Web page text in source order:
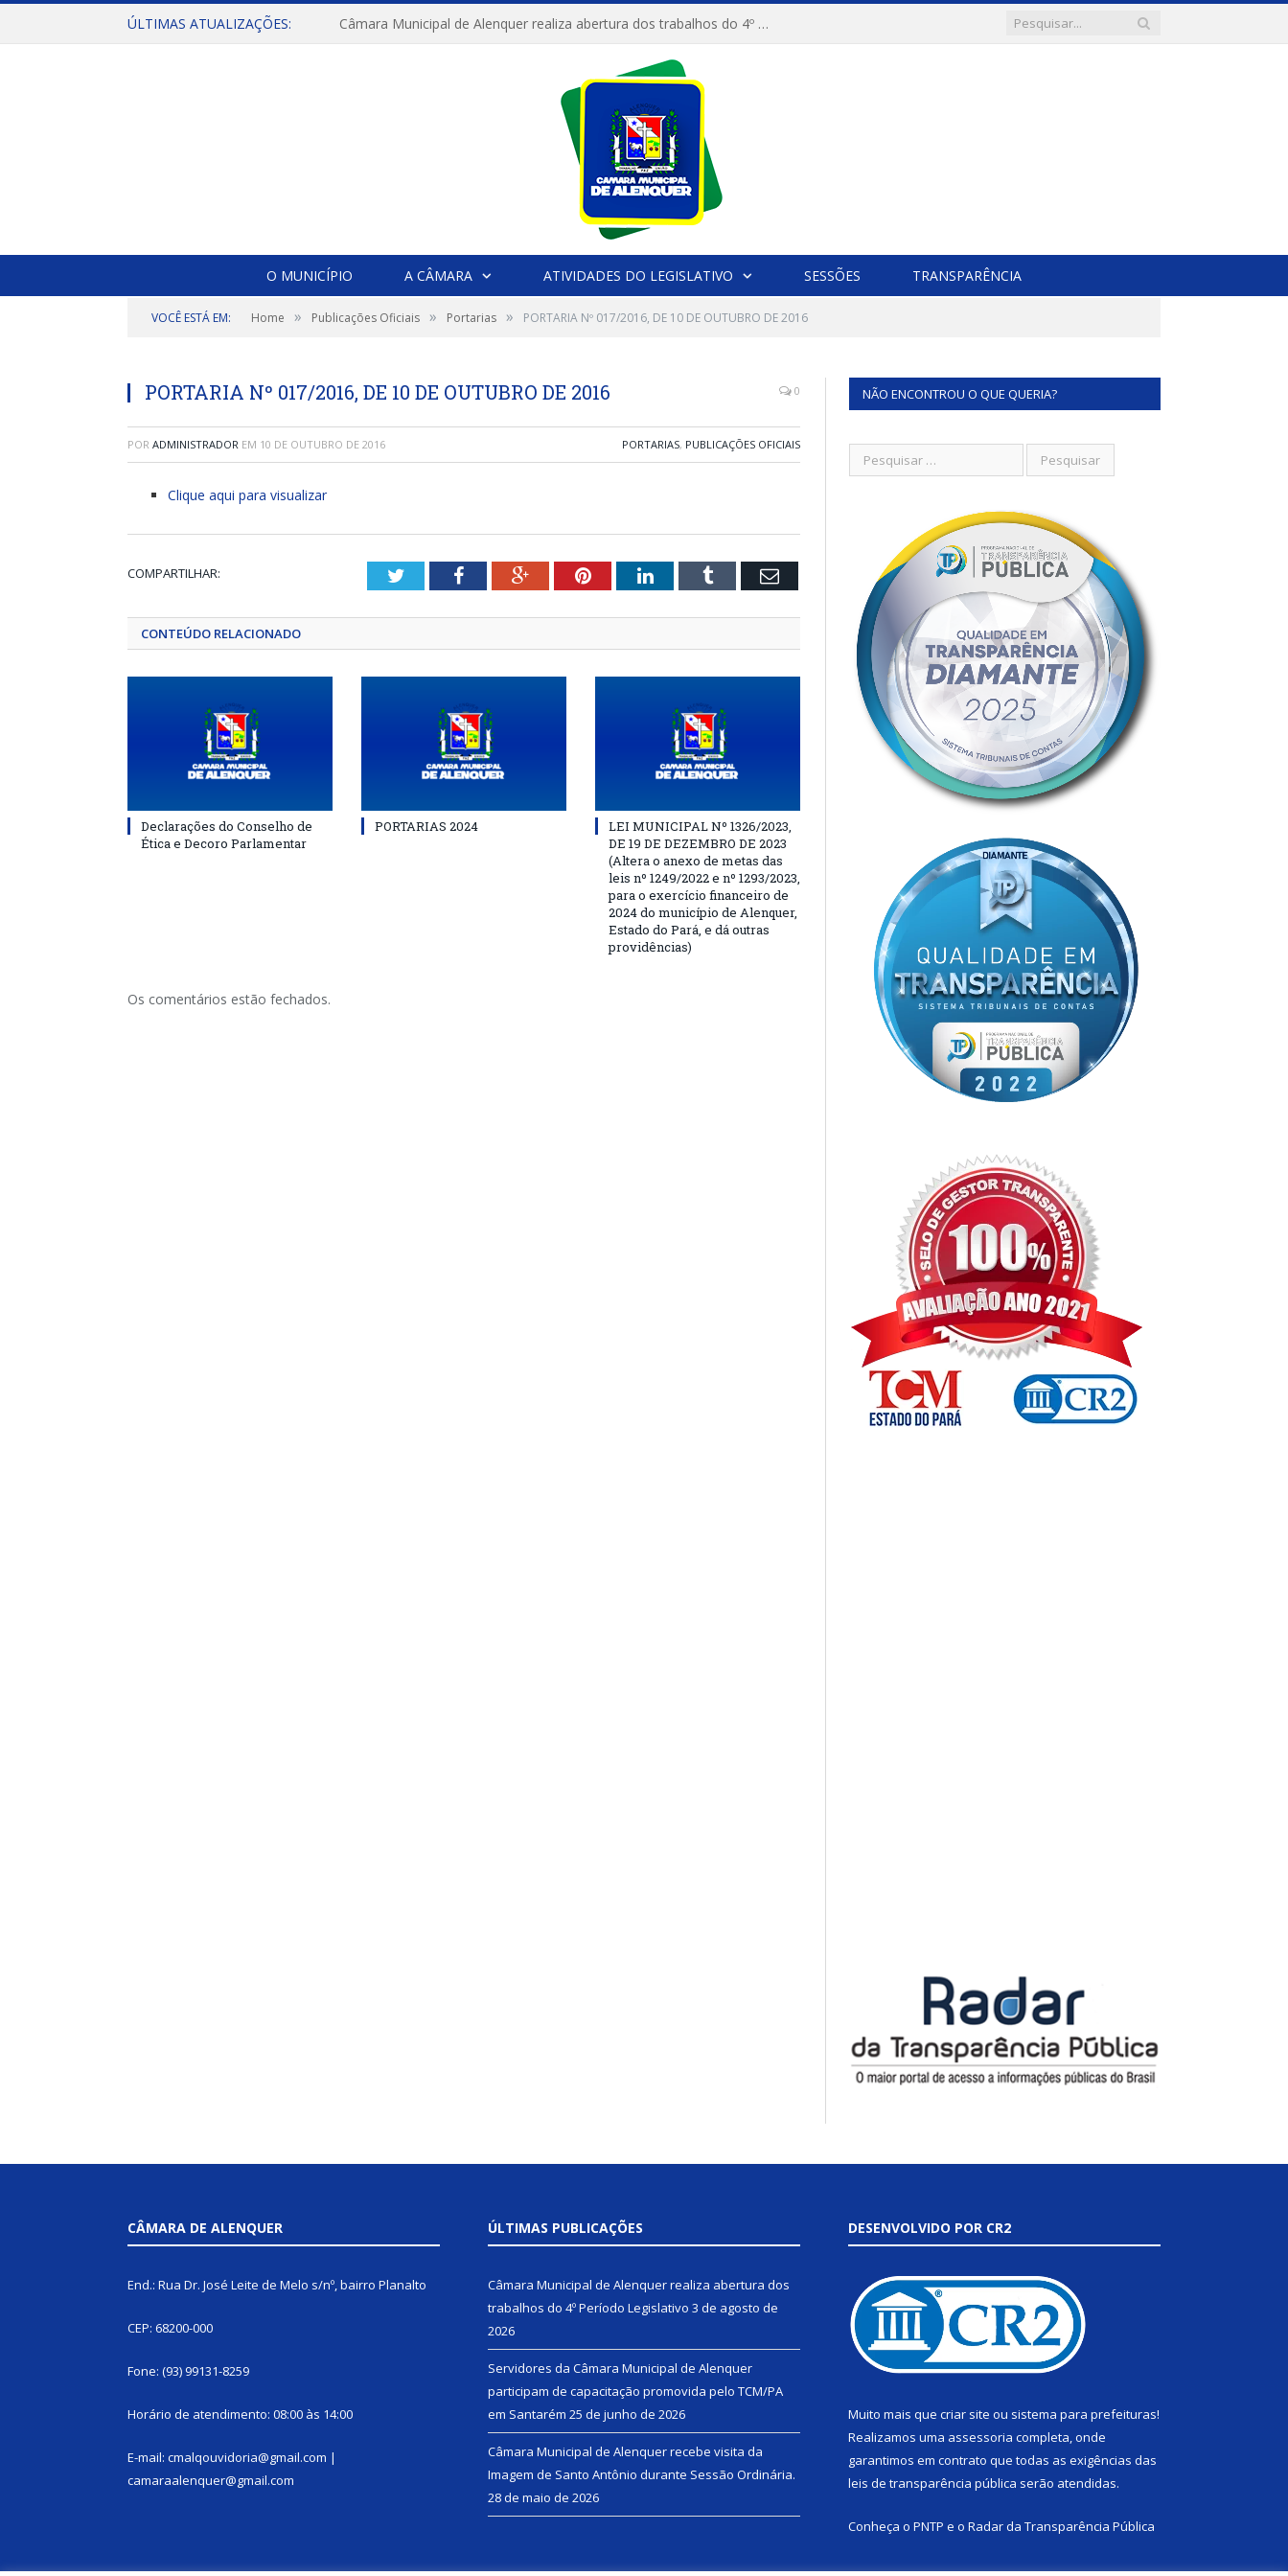
ÚLTIMAS ATUALIZAÇÕES: Câmara Municipal de Alenquer realiza abertura dos trabalhos do 4º Período Legislativo
O MUNICÍPIO A CÂMARA ATIVIDADES DO LEGISLATIVO SESSÕES TRANSPARÊNCIA
VOCÊ ESTÁ EM: Home » Publicações Oficiais » Portarias » PORTARIA Nº 017/2016, DE 10 DE OUTUBRO DE 2016
PORTARIA Nº 017/2016, DE 10 DE OUTUBRO DE 2016 0
POR ADMINISTRADOR EM 10 DE OUTUBRO DE 2016 PORTARIAS, PUBLICAÇÕES OFICIAIS
Clique aqui para visualizar
COMPARTILHAR: TwitterFacebookGoogle+PinterestLinkedInTumblr Email
CONTEÚDO RELACIONADO
Declarações do Conselho de
Ética e Decoro Parlamentar
PORTARIAS 2024
LEI MUNICIPAL Nº 1326/2023,
DE 19 DE DEZEMBRO DE 2023
(Altera o anexo de metas das
leis nº 1249/2022 e nº 1293/2023,
para o exercício financeiro de
2024 do município de Alenquer,
Estado do Pará, e dá outras
providências)
Os comentários estão fechados.
NÃO ENCONTROU O QUE QUERIA?
CÂMARA DE ALENQUER
End.: Rua Dr. José Leite de Melo s/nº, bairro Planalto
CEP: 68200-000
Fone: (93) 99131-8259
Horário de atendimento: 08:00 às 14:00
E-mail: cmalqouvidoria@gmail.com |
camaraalenquer@gmail.com
ÚLTIMAS PUBLICAÇÕES
Câmara Municipal de Alenquer realiza abertura dos
trabalhos do 4º Período Legislativo 3 de agosto de
2026
Servidores da Câmara Municipal de Alenquer
participam de capacitação promovida pelo TCM/PA
em Santarém 25 de junho de 2026
Câmara Municipal de Alenquer recebe visita da
Imagem de Santo Antônio durante Sessão Ordinária.
28 de maio de 2026
DESENVOLVIDO POR CR2
Muito mais que criar site ou sistema para prefeituras!
Realizamos uma assessoria completa, onde
garantimos em contrato que todas as exigências das
leis de transparência pública serão atendidas.
Conheça o PNTP e o Radar da Transparência Pública